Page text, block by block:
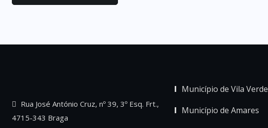
Rua José António Cruz, nº 39, 3º Esq. Frt.,
4715-343 Braga
Município de Vila Verde
Município de Amares